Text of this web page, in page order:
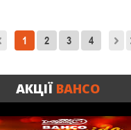
1 2 3 4
АКЦІЇBAHCO